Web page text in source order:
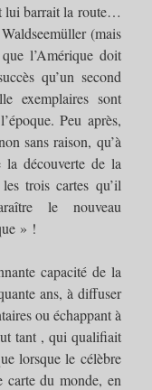
lui barrait la route…
(mais
l’Amérique doit
qu’un second
exemplaires sont
Peu après,
sans raison, qu’à
découverte de la
trois cartes qu’il
le nouveau
» !
capacité de la
ans, à diffuser
ou échappant à
tant , qui qualifiait
lorsque le célèbre
carte du monde, en